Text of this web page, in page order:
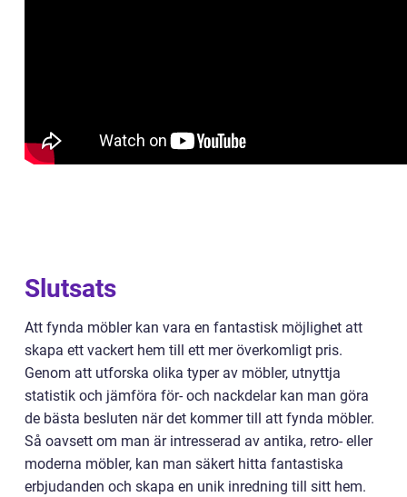
Slutsats
Att fynda möbler kan vara en fantastisk möjlighet att
skapa ett vackert hem till ett mer överkomligt pris.
Genom att utforska olika typer av möbler, utnyttja
statistik och jämföra för- och nackdelar kan man göra
de bästa besluten när det kommer till att fynda möbler.
Så oavsett om man är intresserad av antika, retro- eller
moderna möbler, kan man säkert hitta fantastiska
erbjudanden och skapa en unik inredning till sitt hem.